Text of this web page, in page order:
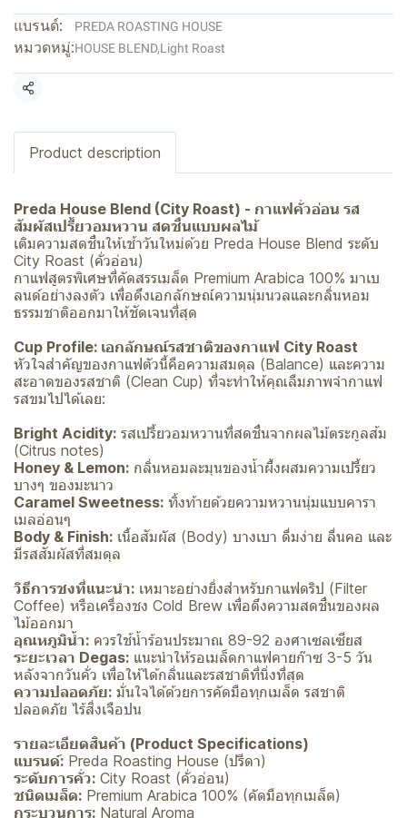
แบรนด์: PREDA ROASTING HOUSE
หมวดหมู่:HOUSE BLEND,Light Roast
แชร์
Product description
Preda House Blend (City Roast) - กาแฟคั่วอ่อน รส
สัมผัสเปรี้ยวอมหวาน สดชื่นแบบผลไม้
เติมความสดชื่นให้เช้าวันใหม่ด้วย Preda House Blend ระดับ
City Roast (คั่วอ่อน)
กาแฟสูตรพิเศษที่คัดสรรเมล็ด Premium Arabica 100% มาเบ
ลนด์อย่างลงตัว เพื่อดึงเอกลักษณ์ความนุ่มนวลและกลิ่นหอม
ธรรมชาติออกมาให้ชัดเจนที่สุด
Cup Profile: เอกลักษณ์รสชาติของกาแฟ City Roast
หัวใจสำคัญของกาแฟตัวนี้คือความสมดุล (Balance) และความ
สะอาดของรสชาติ (Clean Cup) ที่จะทำให้คุณลืมภาพจำกาแฟ
รสขมไปได้เลย:
Bright Acidity: รสเปรี้ยวอมหวานที่สดชื่นจากผลไม้ตระกูลส้ม
(Citrus notes)
Honey & Lemon: กลิ่นหอมละมุนของน้ำผึ้งผสมความเปรี้ยว
บางๆ ของมะนาว
Caramel Sweetness: ทิ้งท้ายด้วยความหวานนุ่มแบบคารา
เมลอ่อนๆ
Body & Finish: เนื้อสัมผัส (Body) บางเบา ดื่มง่าย ลื่นคอ และ
มีรสสัมผัสที่สมดุล
วิธีการชงที่แนะนำ: เหมาะอย่างยิ่งสำหรับกาแฟดริป (Filter
Coffee) หรือเครื่องชง Cold Brew เพื่อดึงความสดชื่นของผล
ไม้ออกมา
อุณหภูมิน้ำ: ควรใช้น้ำร้อนประมาณ 89-92 องศาเซลเซียส
ระยะเวลา Degas: แนะนำให้รอเมล็ดกาแฟคายก๊าซ 3-5 วัน
หลังจากวันคั่ว เพื่อให้ได้กลิ่นและรสชาติที่นิ่งที่สุด
ความปลอดภัย: มั่นใจได้ด้วยการคัดมือทุกเมล็ด รสชาติ
ปลอดภัย ไร้สิ่งเจือปน
รายละเอียดสินค้า (Product Specifications)
แบรนด์: Preda Roasting House (ปรีดา)
ระดับการคั่ว: City Roast (คั่วอ่อน)
ชนิดเมล็ด: Premium Arabica 100% (คัดมือทุกเมล็ด)
กระบวนการ: Natural Aroma